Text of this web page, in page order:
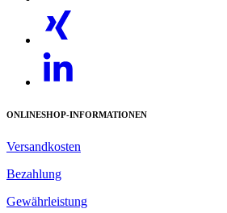
ONLINESHOP-INFORMATIONEN
Versandkosten
Bezahlung
Gewährleistung